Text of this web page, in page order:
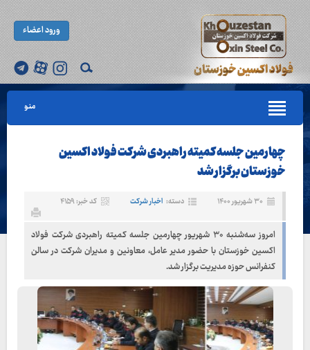
ورود اعضاء
منو
چهارمین جلسه کمیته راهبردی شرکت فولاد اکسین
خوزستان برگزار شد
۳۰ شهریور ۱۴۰۰ دسته: اخبار شرکت کد خبر: ۴۱۵۹
امروز سه‌شنبه ۳۰ شهریور چهارمین جلسه کمیته راهبردی شرکت فولاد
اکسین خوزستان با حضور مدیر عامل، معاونین و مدیران شرکت در سالن
کنفرانس حوزه مدیریت برگزار شد.